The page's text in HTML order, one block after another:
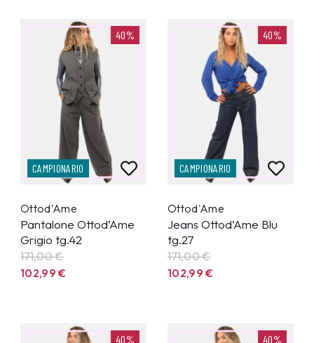
40%
CAMPIONARIO
Ottod'Ame
Pantalone Ottod’Ame
Grigio tg.42
171,00 €
102,99€
40%
CAMPIONARIO
Ottod'Ame
Jeans Ottod’Ame Blu
tg.27
171,00 €
102,99€
40% 40%